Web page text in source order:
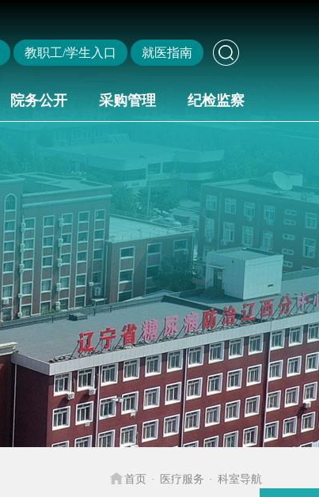
教职工/学生入口 就医指南
院务公开 采购管理 纪检监察
首页 医疗服务 科室导航